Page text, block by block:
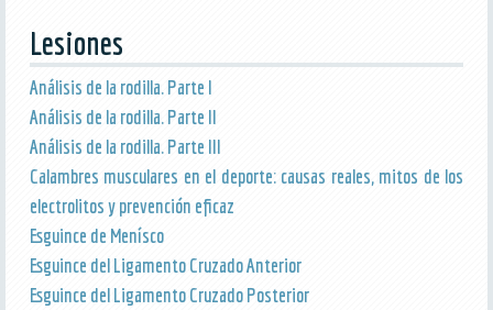
Lesiones
Análisis de la rodilla. Parte I
Análisis de la rodilla. Parte II
Análisis de la rodilla. Parte III
Calambres musculares en el deporte: causas reales, mitos de los
electrolitos y prevención eficaz
Esguince de Menísco
Esguince del Ligamento Cruzado Anterior
Esguince del Ligamento Cruzado Posterior